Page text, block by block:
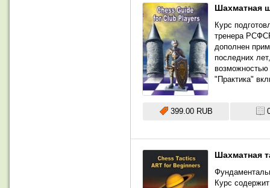
Шахматная
Курс
тренера
дополнен
последних
"Практика"
399.00 RUB
Шахматная
Курс